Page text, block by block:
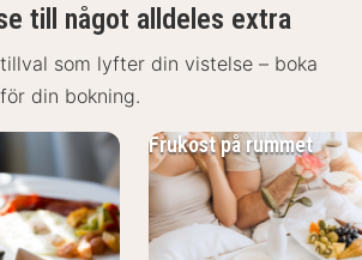
till något alldeles extra
som lyfter din vistelse – boka
din bokning.
Frukost på rummet